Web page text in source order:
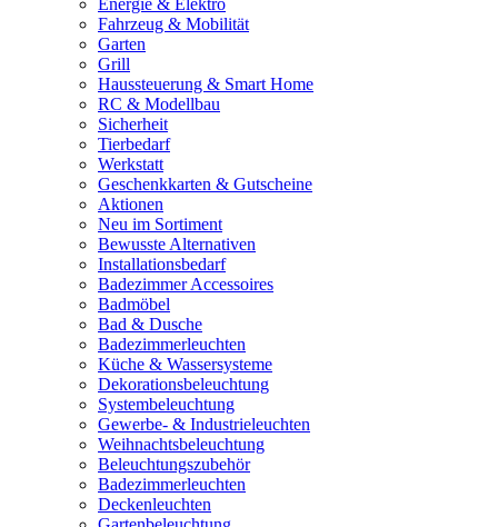
Energie & Elektro
Fahrzeug & Mobilität
Garten
Grill
Haussteuerung & Smart Home
RC & Modellbau
Sicherheit
Tierbedarf
Werkstatt
Geschenkkarten & Gutscheine
Aktionen
Neu im Sortiment
Bewusste Alternativen
Installationsbedarf
Badezimmer Accessoires
Badmöbel
Bad & Dusche
Badezimmerleuchten
Küche & Wassersysteme
Dekorationsbeleuchtung
Systembeleuchtung
Gewerbe- & Industrieleuchten
Weihnachtsbeleuchtung
Beleuchtungszubehör
Badezimmerleuchten
Deckenleuchten